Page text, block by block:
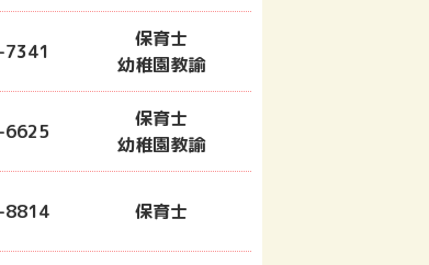
保育士
幼稚園教諭
保育士
幼稚園教諭
保育士